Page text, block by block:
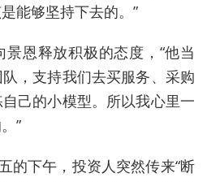
能够坚持下去的。”
恩释放积极的态度，“他当
，支持我们去买服务、采购
己的小模型。所以我心里一
”
的下午，投资人突然传来“断